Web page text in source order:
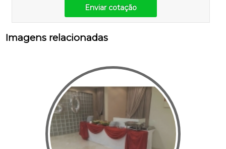
Enviar cotação
Imagens relacionadas